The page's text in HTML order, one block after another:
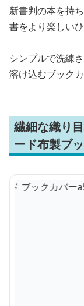
新書判の本を持
書をより楽しい
シンプルで洗練
溶け込むブックカ
繊細な織り
ード布製ブ